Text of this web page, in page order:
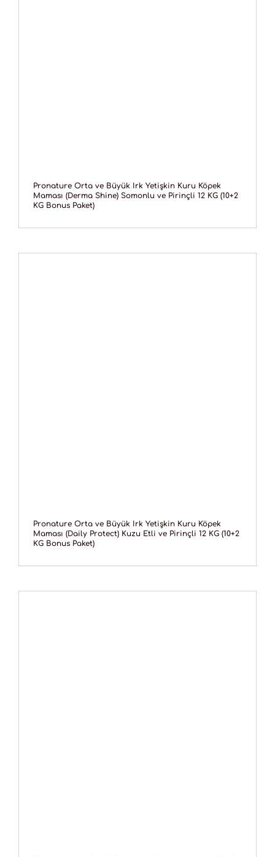
Pronature Orta ve Büyük Irk Yetişkin Kuru Köpek
Maması (Derma Shine) Somonlu ve Pirinçli 12 KG (10+2
KG Bonus Paket)
Pronature Orta ve Büyük Irk Yetişkin Kuru Köpek
Maması (Daily Protect) Kuzu Etli ve Pirinçli 12 KG (10+2
KG Bonus Paket)